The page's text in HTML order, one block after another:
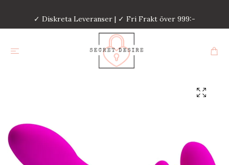
✓ Diskreta Leveranser | ✓ Fri Frakt över 999:-